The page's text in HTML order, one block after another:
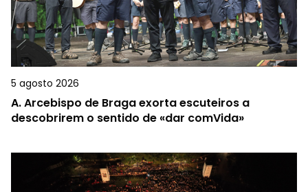
5 agosto 2026
A.Arcebispo de Braga exorta escuteiros a
descobrirem o sentido de «dar comVida»